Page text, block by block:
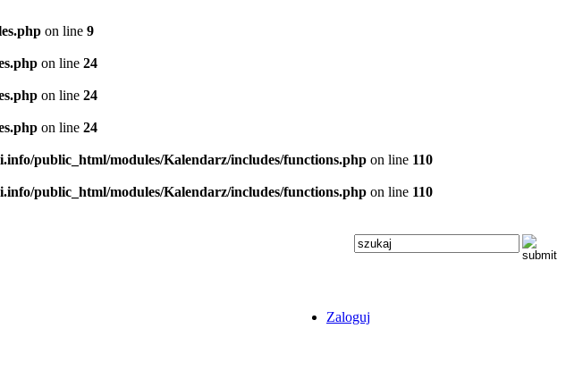
on line 9
on line 24
on line 24
on line 24
public_html/modules/Kalendarz/includes/functions.php on line 110
public_html/modules/Kalendarz/includes/functions.php on line 110
Zaloguj